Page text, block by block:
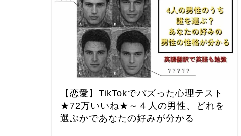
【恋愛】TikTokでバズった心理テスト
★72万いいね★～４人の男性、どれを
選ぶかであなたの好みが分かる